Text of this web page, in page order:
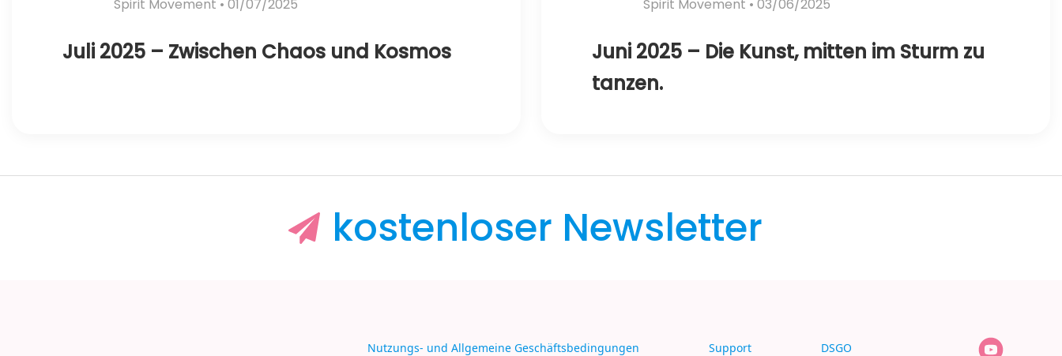
Spirit Movement • 01/07/2025
Juli 2025 – Zwischen Chaos und Kosmos
Spirit Movement • 03/06/2025
Juni 2025 – Die Kunst, mitten im Sturm zu
tanzen.
kostenloser Newsletter
Nutzungs- und Allgemeine Geschäftsbedingungen Support DSGO